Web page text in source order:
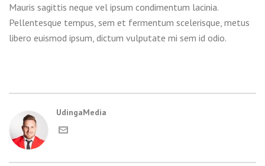
Mauris sagittis neque vel ipsum condimentum lacinia.
Pellentesque tempus, sem et fermentum scelerisque, metus
libero euismod ipsum, dictum vulputate mi sem id odio.
UdingaMedia